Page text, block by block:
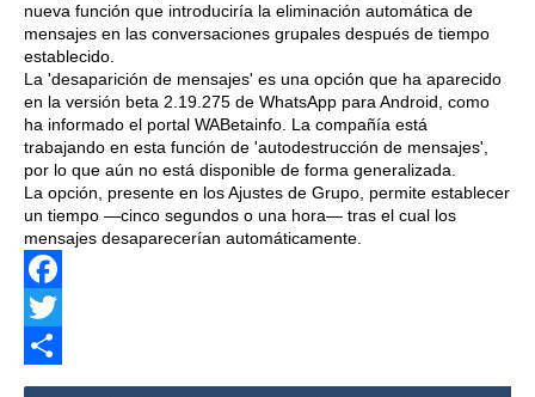
nueva función que introduciría la eliminación automática de
mensajes en las conversaciones grupales después de tiempo
establecido.
La 'desaparición de mensajes' es una opción que ha aparecido
en la versión beta 2.19.275 de WhatsApp para Android, como
ha informado el portal WABetainfo. La compañía está
trabajando en esta función de 'autodestrucción de mensajes',
por lo que aún no está disponible de forma generalizada.
La opción, presente en los Ajustes de Grupo, permite establecer
un tiempo —cinco segundos o una hora— tras el cual los
mensajes desaparecerían automáticamente.
Facebook
Twitter
Share